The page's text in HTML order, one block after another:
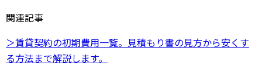
関連記事
＞賃貸契約の初期費用一覧。見積もり書の見方から安くす
る方法まで解説します。